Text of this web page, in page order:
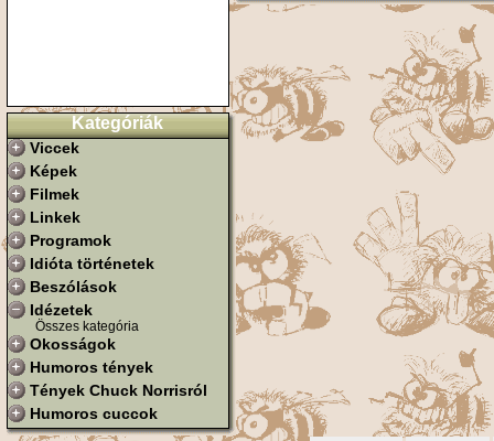
Kategóriák
Viccek
Képek
Filmek
Linkek
Programok
Idióta történetek
Beszólások
Idézetek
Összes kategória
Okosságok
Humoros tények
Tények Chuck Norrisról
Humoros cuccok